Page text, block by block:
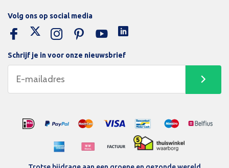
Schrijf je in voor onze nieuwsbrief
Volg ons op social media